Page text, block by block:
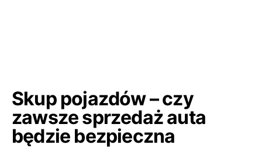
Skup pojazdów – czy
zawsze sprzedaż auta
będzie bezpieczna